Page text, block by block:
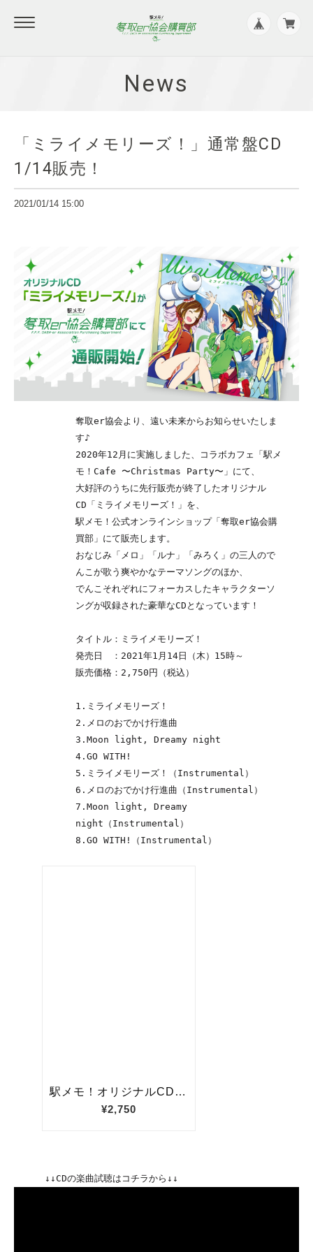
News
「ミライメモリーズ！」通常盤CD
1/14販売！
2021/01/14 15:00
奪取er協会より、遠い未来からお知らせいたしま
す♪
2020年12月に実施しました、コラボカフェ「駅メ
モ！Cafe 〜Christmas Party〜」にて、
大好評のうちに先行販売が終了したオリジナル
CD「ミライメモリーズ！」を、
駅メモ！公式オンラインショップ「奪取er協会購
買部」にて販売します。
おなじみ「メロ」「ルナ」「みろく」の三人ので
んこが歌う爽やかなテーマソングのほか、
でんこそれぞれにフォーカスしたキャラクターソ
ングが収録された豪華なCDとなっています！
タイトル：ミライメモリーズ！
発売日　：2021年1月14日（木）15時～
販売価格：2,750円（税込）
1.ミライメモリーズ！
2.メロのおでかけ行進曲
3.Moon light, Dreamy night
4.GO WITH!
5.ミライメモリーズ！（Instrumental）
6.メロのおでかけ行進曲（Instrumental）
7.Moon light, Dreamy
night（Instrumental）
8.GO WITH!（Instrumental）
↓↓CDの楽曲試聴はコチラから↓↓